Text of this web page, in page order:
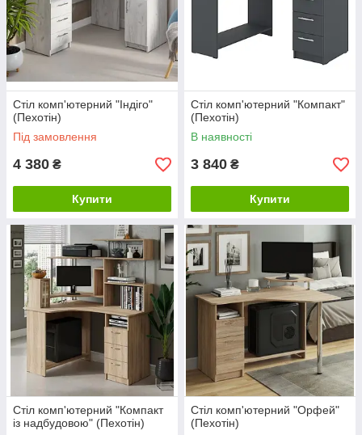
Стіл комп'ютерний "Індіго"
(Пехотін)
Під замовлення
4 380 ₴
Купити
Стіл комп'ютерний "Компакт"
(Пехотін)
В наявності
3 840 ₴
Купити
Стіл комп'ютерний "Компакт
із надбудовою" (Пехотін)
Стіл комп'ютерний "Орфей"
(Пехотін)